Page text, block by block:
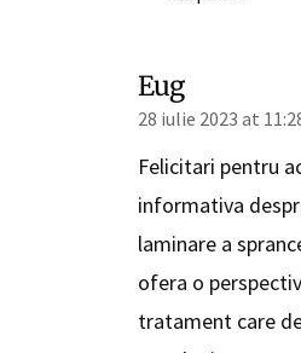
Eug
28 iulie 2023 at
Felicitari pentru
informativa
laminare a
ofera o
tratament care